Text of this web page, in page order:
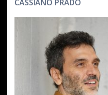
CASSIANO PRADO